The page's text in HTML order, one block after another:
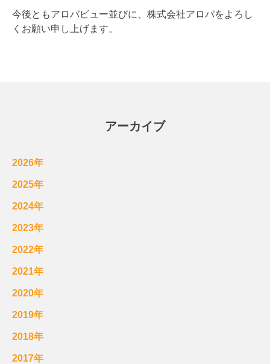
今後ともアロバビュー並びに、株式会社アロバをよろし
くお願い申し上げます。
アーカイブ
2026年
2025年
2024年
2023年
2022年
2021年
2020年
2019年
2018年
2017年